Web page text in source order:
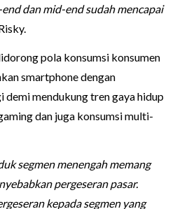
dan mid-end sudah mencapai
pola konsumsi konsumen
smartphone dengan
mendukung tren gaya hidup
dan juga konsumsi multi-
segmen menengah memang
pergeseran pasar.
kepada segmen yang